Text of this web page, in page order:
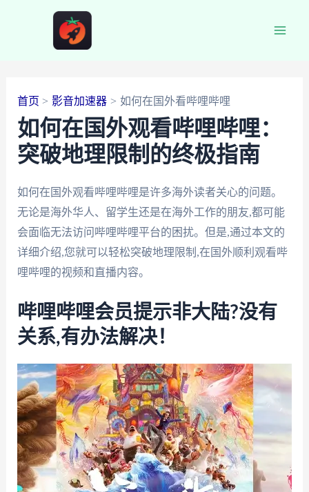
首页 影音加速器 如何在国外看哔哩哔哩
如何在国外观看哔哩哔哩：
突破地理限制的终极指南
如何在国外观看哔哩哔哩是许多海外读者关心的问题。
无论是海外华人、留学生还是在海外工作的朋友,都可能
会面临无法访问哔哩哔哩平台的困扰。但是,通过本文的
详细介绍,您就可以轻松突破地理限制,在国外顺利观看哔
哩哔哩的视频和直播内容。
哔哩哔哩会员提示非大陆?没有
关系,有办法解决！